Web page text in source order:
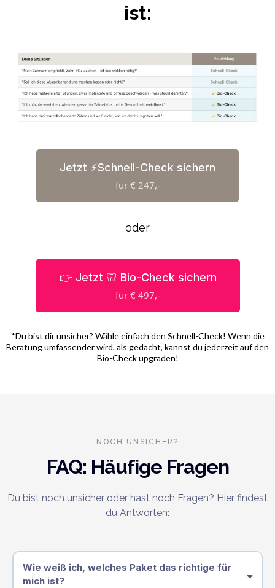
ist:
Jetzt ⚡️Schnell-Check sichern
für € 247,-
oder
👉 Jetzt 🦷 Bio-Check sichern
für € 497,-
*Du bist dir unsicher? Wähle einfach den Schnell-Check! Wenn die
Beratung umfassender wird, als gedacht, kannst du jederzeit auf den
Bio-Check upgraden!
NOCH UNSICHER?
FAQ: Häufige Fragen
Du bist noch unsicher oder hast noch Fragen? Hier findest
du Antworten:
Wie weiß ich, welches Paket das richtige für
mich ist?